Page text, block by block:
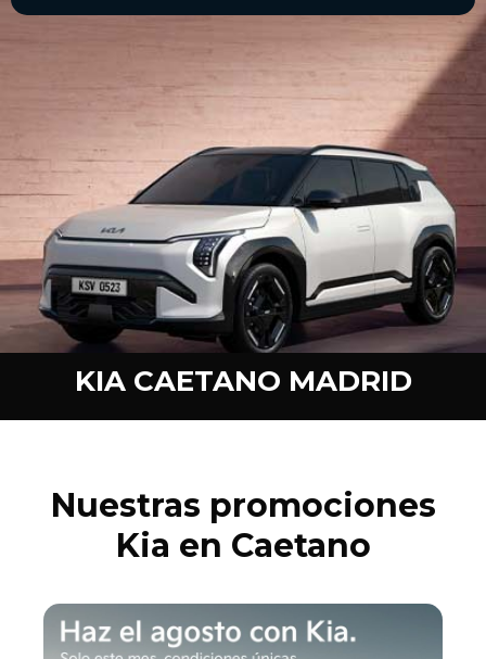
KIA CAETANO MADRID
Nuestras promociones
Kia en Caetano